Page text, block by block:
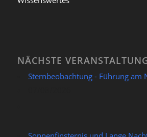
NÄCHSTE
Sternbeobachtung - Führung am